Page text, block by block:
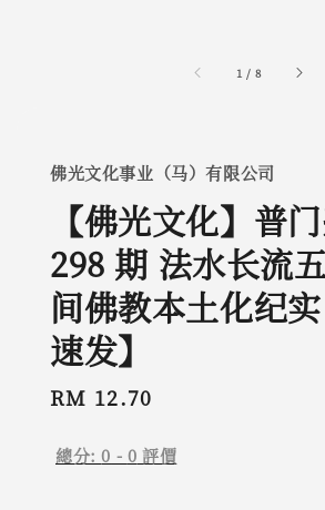
1 / 8
佛光文化事业（马）有限公司
【佛光文化】普
298 期 法水长流
间佛教本土化纪
速发】
Regular
RM 12.70
總分:0 - 0 評價